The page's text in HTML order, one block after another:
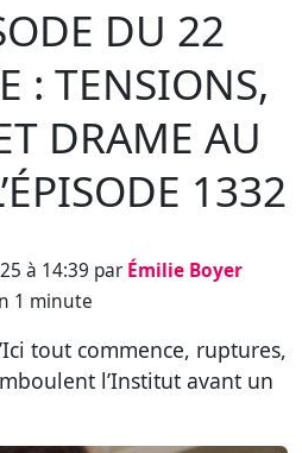
DU 22
: TENSIONS,
DRAME AU
1332
à 14:39 par Émilie Boyer
1 minute
tout commence, ruptures,
l’Institut avant un